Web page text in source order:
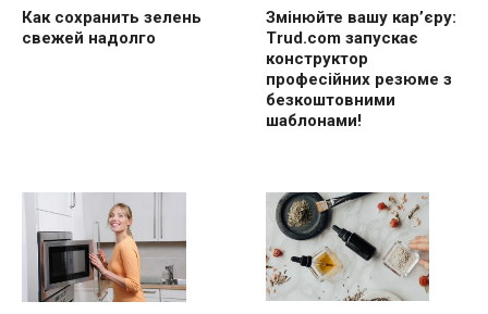
Как сохранить зелень
свежей надолго
Змінюйте вашу кар’єру:
Trud.com запускає
конструктор
професійних резюме з
безкоштовними
шаблонами!